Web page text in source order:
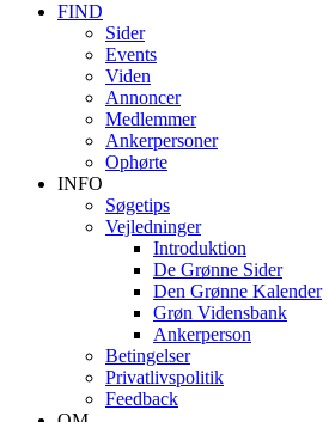
FIND
Sider
Events
Viden
Annoncer
Medlemmer
Ankerpersoner
Ophørte
INFO
Søgetips
Vejledninger
Introduktion
De Grønne Sider
Den Grønne Kalender
Grøn Vidensbank
Ankerperson
Betingelser
Privatlivspolitik
Feedback